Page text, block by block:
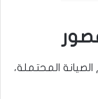
المحتملة،